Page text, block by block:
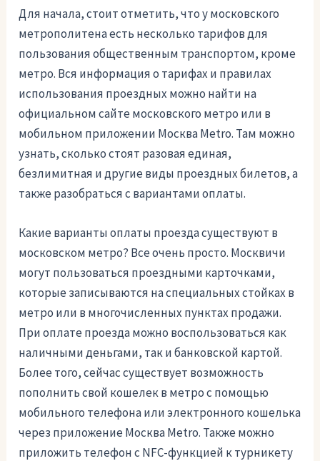
Для начала, стоит отметить, что у московского
метрополитена есть несколько тарифов для
пользования общественным транспортом, кроме
метро. Вся информация о тарифах и правилах
использования проездных можно найти на
официальном сайте московского метро или в
мобильном приложении Москва Metro. Там можно
узнать, сколько стоят разовая единая,
безлимитная и другие виды проездных билетов, а
также разобраться с вариантами оплаты.
Какие варианты оплаты проезда существуют в
московском метро? Все очень просто. Москвичи
могут пользоваться проездными карточками,
которые записываются на специальных стойках в
метро или в многочисленных пунктах продажи.
При оплате проезда можно воспользоваться как
наличными деньгами, так и банковской картой.
Более того, сейчас существует возможность
пополнить свой кошелек в метро с помощью
мобильного телефона или электронного кошелька
через приложение Москва Metro. Также можно
приложить телефон с NFC-функцией к турникету